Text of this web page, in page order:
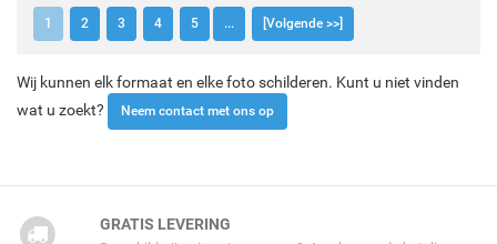
1 2 3 4 5 ... [Volgende >>]
Wij kunnen elk formaat en elke foto schilderen. Kunt u niet vinden
wat u zoekt?
Neem contact met ons op
GRATIS LEVERING